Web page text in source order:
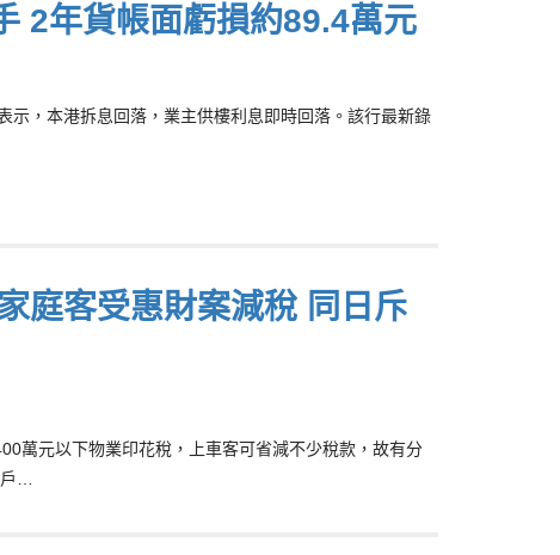
2年貨帳面虧損約89.4萬元
示，本港拆息回落，業主供樓利息即時回落。該行最新錄
庭客受惠財案減稅 同日斥
萬元以下物業印花稅，上車客可省減不少稅款，故有分
戶…